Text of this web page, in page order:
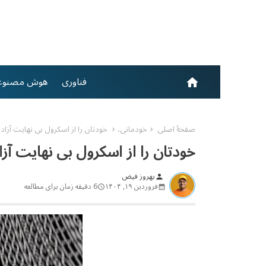
home فناوری هوش
صفحهٔ اصلی خودمانی، خودتان را از اسکرول بی نهایت
خودتان را از اسکرول بی نهایت
person بهروز فیض
فروردین ۱۹, ۱۴۰۴ 6 دقیقه زمان برای مطالعه